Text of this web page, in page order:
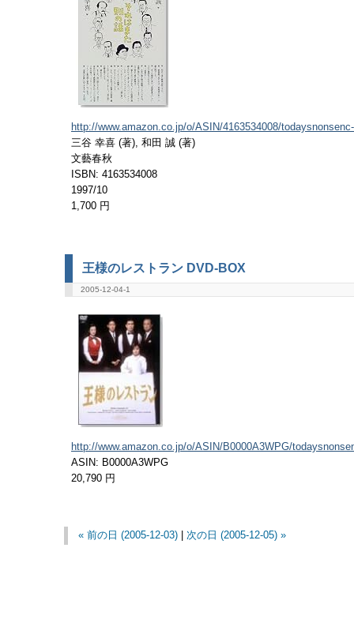
http://www.amazon.co.jp/o/ASIN/4163534008/
三谷 幸喜 (著), 和田 誠 (著)
文藝春秋
ISBN: 4163534008
1997/10
1,700 円
王様のレストラン DVD-BOX
2005-12-04-1
http://www.amazon.co.jp/o/ASIN/B0000A3WPG/
ASIN: B0000A3WPG
20,790 円
« 前の日 (2005-12-03) |次の日 (2005-12-05) »